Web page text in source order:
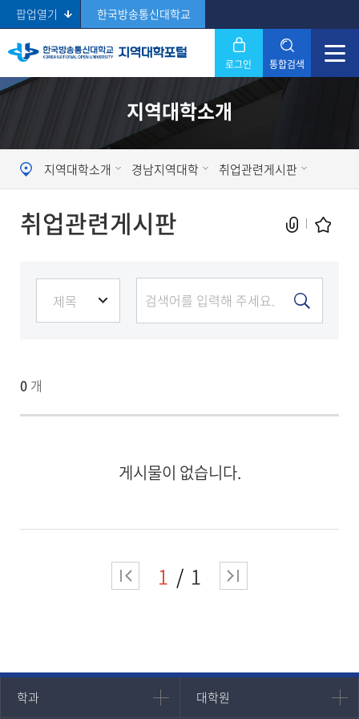
팝업열기 한국방송통신대학교
로그인 통합검색
Search 지역대학소개
지역대학소개 경남지역대학 취업관련게시판
현재 페이지를 즐겨찾는 메뉴로
등록하시겠습니까?
취업관련게시판
0 개
게시물이 없습니다.
1 1
학과
인문과학대학 대학원
대학원